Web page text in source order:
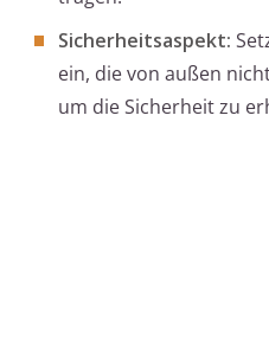
Sicherheitsaspekt:
ein, die von außen
um die Sicherheit zu